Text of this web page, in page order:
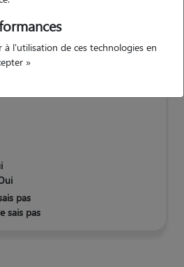
pas
sais pas
à l'utilisation de ces technologies en
»